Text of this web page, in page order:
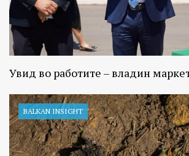
Увид во работите – владин
BALKAN INSIGHT